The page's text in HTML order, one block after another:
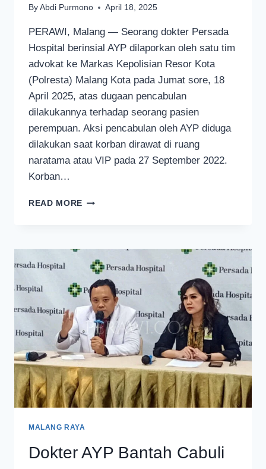
By Abdi Purmono April 18, 2025
PERAWI, Malang — Seorang dokter Persada
Hospital berinsial AYP dilaporkan oleh satu tim
advokat ke Markas Kepolisian Resor Kota
(Polresta) Malang Kota pada Jumat sore, 18
April 2025, atas dugaan pencabulan
dilakukannya terhadap seorang pasien
perempuan. Aksi pencabulan oleh AYP diduga
dilakukan saat korban dirawat di ruang
naratama atau VIP pada 27 September 2022.
Korban…
READ MORE DOKTER
DILAPORKAN
KE
POLISI
MALANG RAYA
Dokter AYP Bantah Cabuli